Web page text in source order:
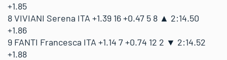
+1.85
8 VIVIANI Serena ITA +1.39 16 +0.47 5 8 ▲ 2:14.50
+1.86
9 FANTI Francesca ITA +1.14 7 +0.74 12 2 ▼ 2:14.52
+1.88